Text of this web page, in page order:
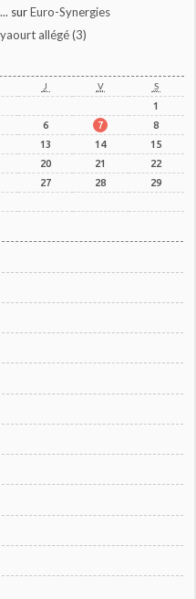
surEuro-Synergies
allégé (3)
J V S
1
6 7
8
13 14
15
20 21
22
27 28
29